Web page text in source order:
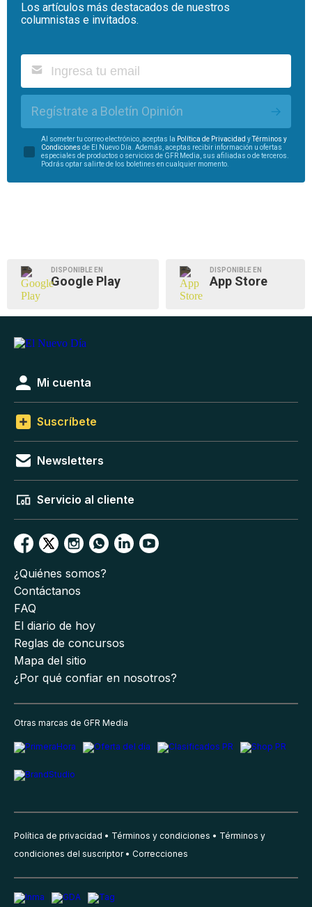
Los artículos más destacados de nuestros
columnistas e invitados.
Regístrate a Boletín Opinión
Al someter tu correo electrónico, aceptas la Política de Privacidad yTérminos y
Condiciones de El Nuevo Día. Además, aceptas recibir información u ofertas
especiales de productos o servicios de GFR Media, sus afiliadas o de terceros.
Podrás optar salirte de los boletines en cualquier momento.
DISPONIBLE EN
Google Play
DISPONIBLE EN
App Store
Mi cuenta
Suscríbete
Newsletters
Servicio al cliente
¿Quiénes somos?
Contáctanos
FAQ
El diario de hoy
Reglas de concursos
Mapa del sitio
¿Por qué confiar en nosotros?
Otras marcas de GFR Media
Política de privacidad Términos y condiciones
Términos y
condiciones del suscriptor
Correcciones